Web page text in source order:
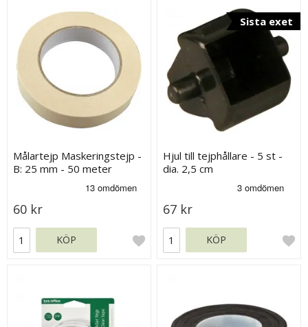
Målartejp Maskeringstejp -
B: 25 mm - 50 meter
60 kr
KÖP
Sista exet
Hjul till tejphållare - 5 st -
dia. 2,5 cm
67 kr
KÖP